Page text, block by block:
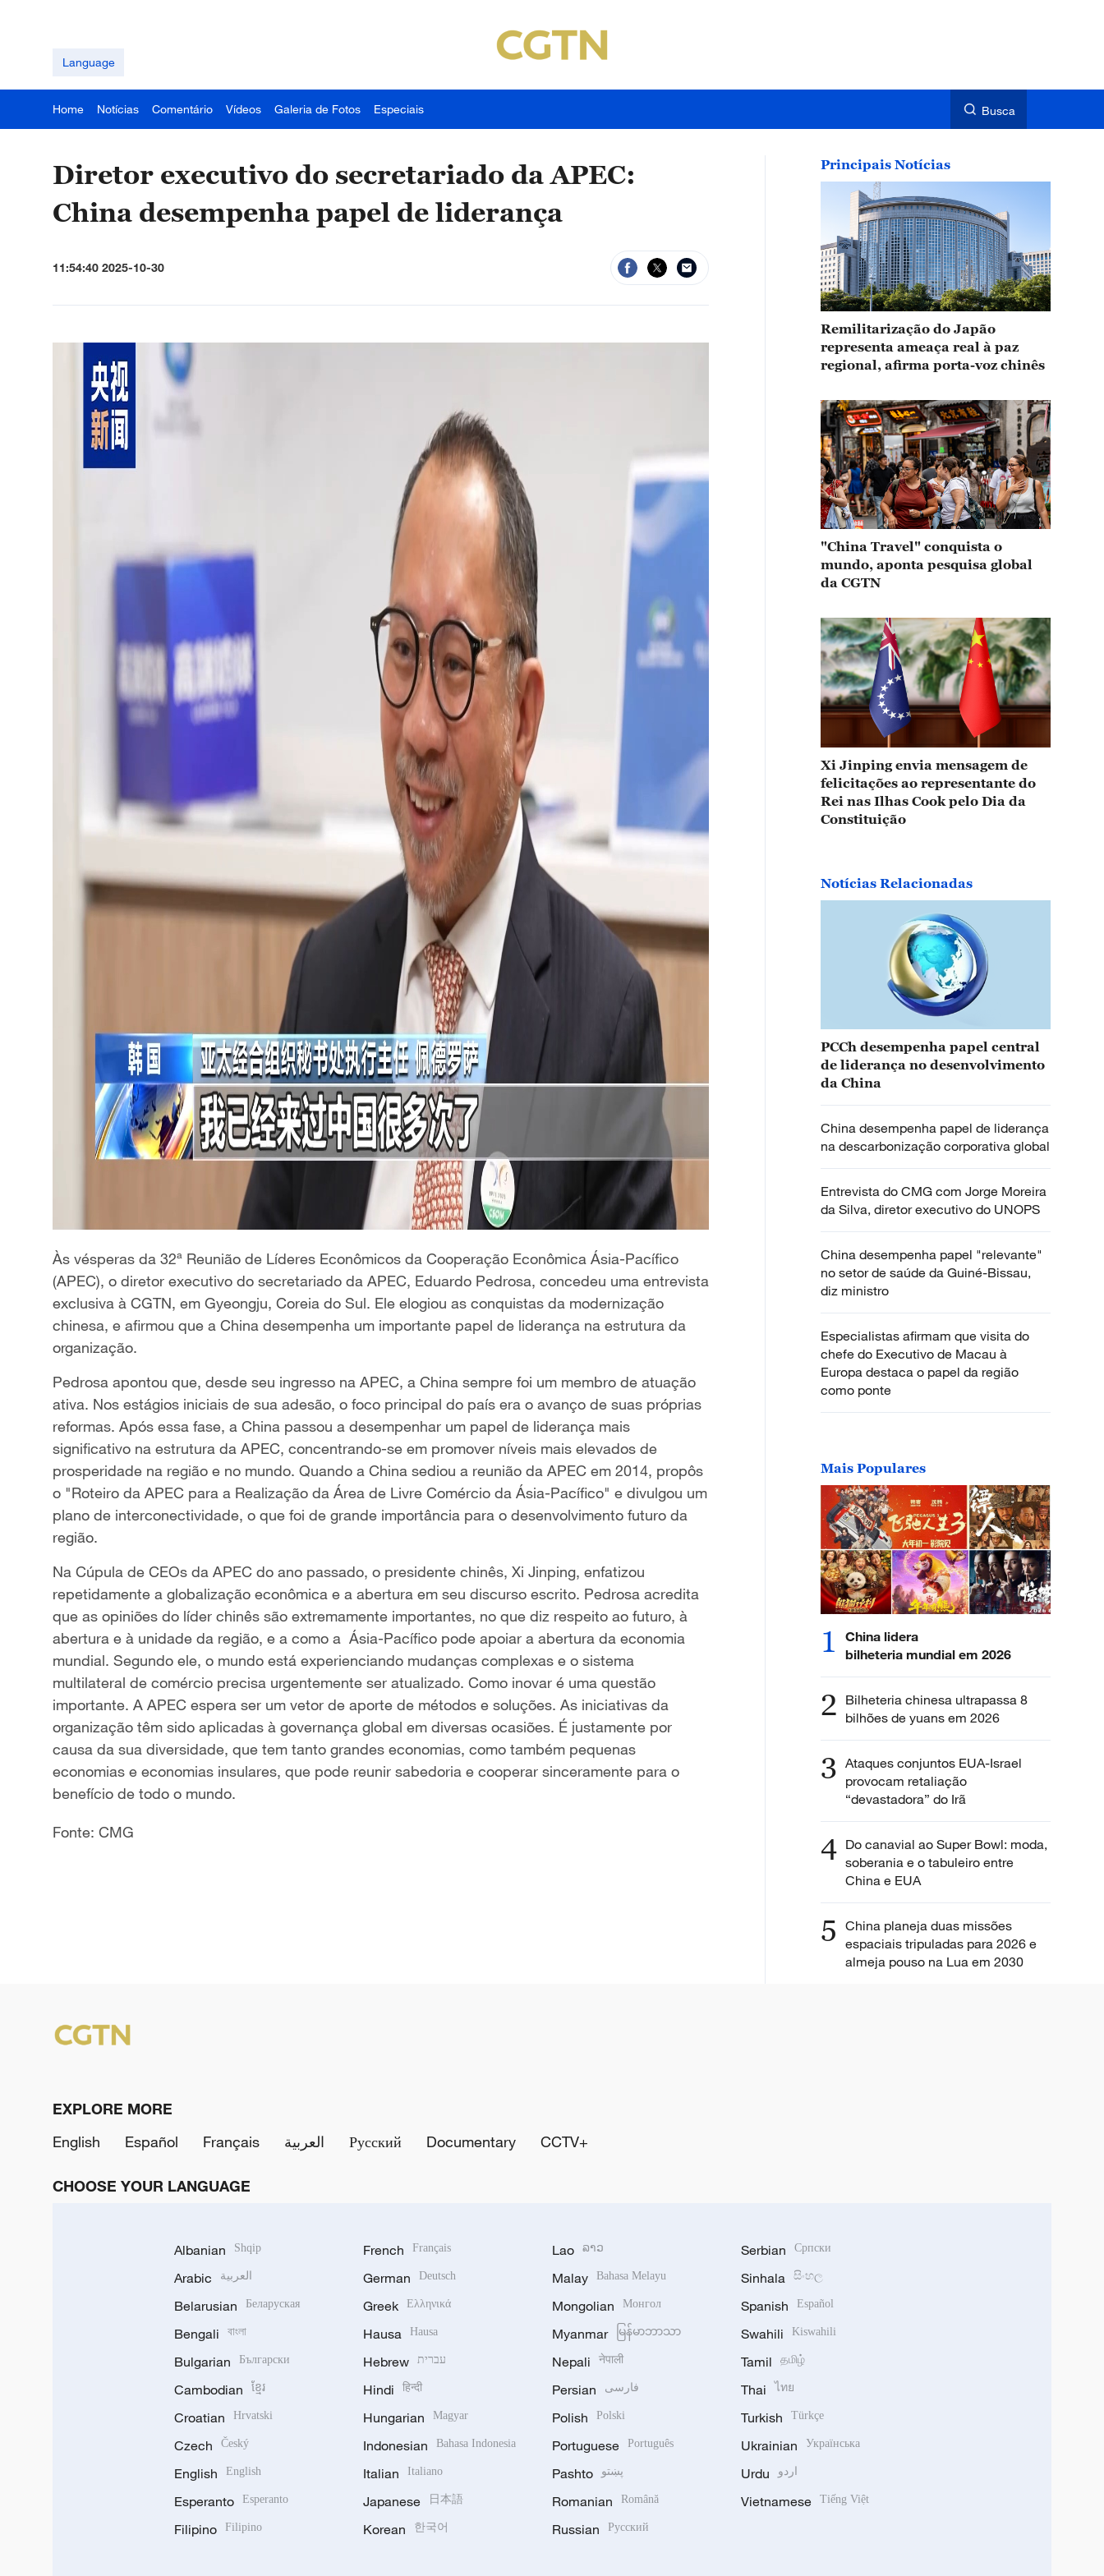
Language
Home Notícias Comentário Vídeos Galeria de Fotos Especiais Busca
Diretor executivo do secretariado da APEC:
China desempenha papel de liderança
11:54:40 2025-10-30
Às vésperas da 32ª Reunião de Líderes Econômicos da Cooperação Econômica Ásia-Pacífico
(APEC), o diretor executivo do secretariado da APEC, Eduardo Pedrosa, concedeu uma entrevista
exclusiva à CGTN, em Gyeongju, Coreia do Sul. Ele elogiou as conquistas da modernização
chinesa, e afirmou que a China desempenha um importante papel de liderança na estrutura da
organização.
Pedrosa apontou que, desde seu ingresso na APEC, a China sempre foi um membro de atuação
ativa. Nos estágios iniciais de sua adesão, o foco principal do país era o avanço de suas próprias
reformas. Após essa fase, a China passou a desempenhar um papel de liderança mais
significativo na estrutura da APEC, concentrando-se em promover níveis mais elevados de
prosperidade na região e no mundo. Quando a China sediou a reunião da APEC em 2014, propôs
o "Roteiro da APEC para a Realização da Área de Livre Comércio da Ásia-Pacífico" e divulgou um
plano de interconectividade, o que foi de grande importância para o desenvolvimento futuro da
região.
Na Cúpula de CEOs da APEC do ano passado, o presidente chinês, Xi Jinping, enfatizou
repetidamente a globalização econômica e a abertura em seu discurso escrito. Pedrosa acredita
que as opiniões do líder chinês são extremamente importantes, no que diz respeito ao futuro, à
abertura e à unidade da região, e a como a Ásia-Pacífico pode apoiar a abertura da economia
mundial. Segundo ele, o mundo está experienciando mudanças complexas e o sistema
multilateral de comércio precisa urgentemente ser atualizado. Como inovar é uma questão
importante. A APEC espera ser um vetor de aporte de métodos e soluções. As iniciativas da
organização têm sido aplicadas à governança global em diversas ocasiões. É justamente por
causa da sua diversidade, que tem tanto grandes economias, como também pequenas
economias e economias insulares, que pode reunir sabedoria e cooperar sinceramente para o
benefício de todo o mundo.
Fonte: CMG
Principais Notícias
Remilitarização do Japão
representa ameaça real à paz
regional, afirma porta-voz chinês
"China Travel" conquista o
mundo, aponta pesquisa global
da CGTN
Xi Jinping envia mensagem de
felicitações ao representante do
Rei nas Ilhas Cook pelo Dia da
Constituição
Notícias Relacionadas
PCCh desempenha papel central
de liderança no desenvolvimento
da China
China desempenha papel de liderança
na descarbonização corporativa global
Entrevista do CMG com Jorge Moreira
da Silva, diretor executivo do UNOPS
China desempenha papel "relevante"
no setor de saúde da Guiné-Bissau,
diz ministro
Especialistas afirmam que visita do
chefe do Executivo de Macau à
Europa destaca o papel da região
como ponte
Mais Populares
1
China lidera
bilheteria mundial em 2026
2 Bilheteria chinesa ultrapassa 8
bilhões de yuans em 2026
3 Ataques conjuntos EUA-Israel
provocam retaliação
“devastadora” do Irã
4 Do canavial ao Super Bowl: moda,
soberania e o tabuleiro entre
China e EUA
5 China planeja duas missões
espaciais tripuladas para 2026 e
almeja pouso na Lua em 2030
EXPLORE MORE
English
Español Français العربية Русский Documentary CCTV+
CHOOSE YOUR LANGUAGE
Albanian Shqip
Arabic العربية
Belarusian Беларуская
Bengali বাংলা
Bulgarian Български
Cambodian ខ្មែរ
Croatian Hrvatski
Czech Český
English English
Esperanto Esperanto
Filipino Filipino
French Français
German Deutsch
Greek Ελληνικά
Hausa Hausa
Hebrew עברית
Hindi हिन्दी
Hungarian Magyar
Indonesian Bahasa Indonesia
Italian Italiano
Japanese 日本語
Korean 한국어
Lao ລາວ
Malay Bahasa Melayu
Mongolian Монгол
Myanmar မြန်မာဘာသာ
Nepali नेपाली
Persian فارسی
Polish Polski
Portuguese Português
Pashto پښتو
Romanian Română
Russian Русский
Serbian Српски
Sinhala සිංහල
Spanish Español
Swahili Kiswahili
Tamil தமிழ்
Thai ไทย
Turkish Türkçe
Ukrainian Українська
Urdu اردو
Vietnamese Tiếng Việt